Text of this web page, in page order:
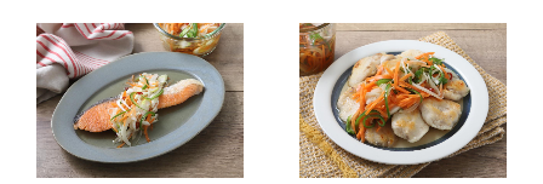
ロングセラー商品 ＋ おすすめレシピ
人気商品 ＋ おすすめレシピ